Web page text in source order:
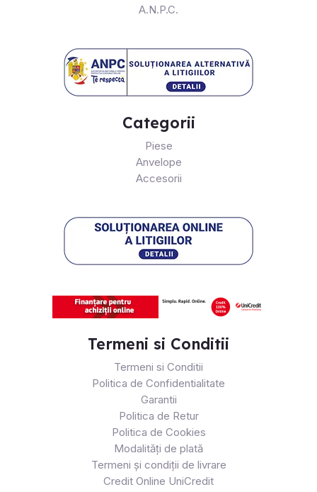
A.N.P.C.
Categorii
Piese
Anvelope
Accesorii
Termeni si Conditii
Termeni si Conditii
Politica de Confidentialitate
Garantii
Politica de Retur
Politica de Cookies
Modalități de plată
Termeni și condiții de livrare
Credit Online UniCredit